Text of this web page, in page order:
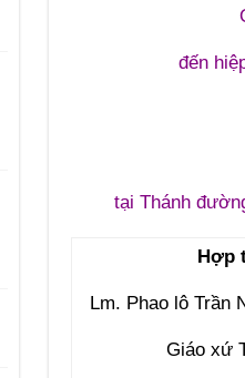
đến
tại Thánh
Hợp
Lm. Phao lô Trần
Giáo xứ